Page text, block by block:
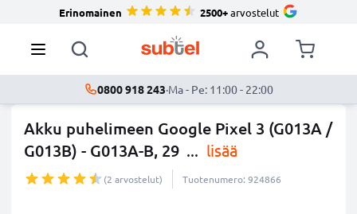
Erinomainen 2500+arvostelut
0800 918 243·Ma - Pe: 11:00 - 22:00
Akku puhelimeen Google Pixel 3 (G013A /
G013B) - G013A-B, 29 ... lisää
(2 arvostelut) Tuotenumero: 924866